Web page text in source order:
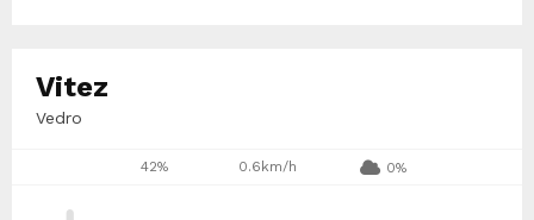
Vitez
Vedro
42% 0.6km/h 0%